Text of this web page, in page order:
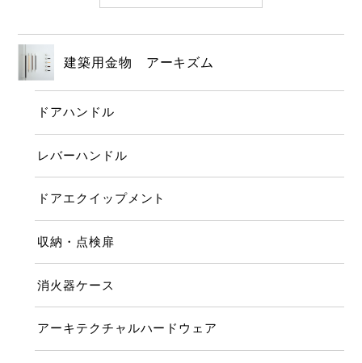
建築用金物 アーキズム
ドアハンドル
レバーハンドル
ドアエクイップメント
収納・点検扉
消火器ケース
アーキテクチャルハードウェア